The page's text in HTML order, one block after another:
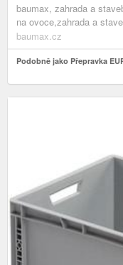
baumax, zahrada a
na ovoce,zahrada a
stavebniny,
baumax.cz
Podobně jako Přepravka